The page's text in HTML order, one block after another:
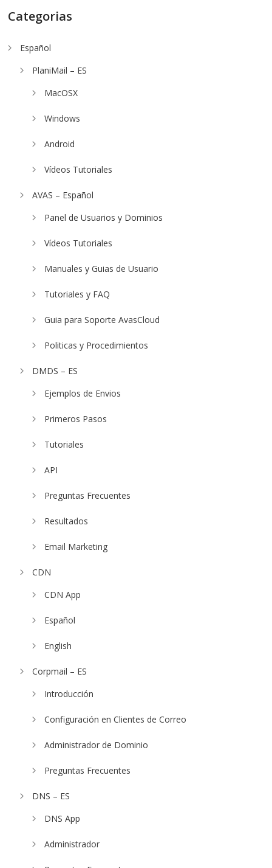
Categorias
Español
PlaniMail – ES
MacOSX
Windows
Android
Vídeos Tutoriales
AVAS – Español
Panel de Usuarios y Dominios
Vídeos Tutoriales
Manuales y Guias de Usuario
Tutoriales y FAQ
Guia para Soporte AvasCloud
Politicas y Procedimientos
DMDS – ES
Ejemplos de Envios
Primeros Pasos
Tutoriales
API
Preguntas Frecuentes
Resultados
Email Marketing
CDN
CDN App
Español
English
Corpmail – ES
Introducción
Configuración en Clientes de Correo
Administrador de Dominio
Preguntas Frecuentes
DNS – ES
DNS App
Administrador